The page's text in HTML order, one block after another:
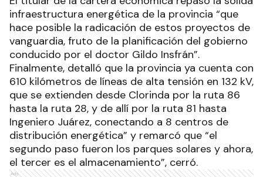
infraestructura energética de la provincia “que
hace posible la radicación de estos proyectos de
vanguardia, fruto de la planificación del gobierno
conducido por el doctor Gildo Insfrán”.
Finalmente, detalló que la provincia ya cuenta con
610 kilómetros de líneas de alta tensión en 132 kV,
que se extienden desde Clorinda por la ruta 86
hasta la ruta 28, y de allí por la ruta 81 hasta
Ingeniero Juárez, conectando a 8 centros de
distribución energética” y remarcó que “el
segundo paso fueron los parques solares y ahora,
el tercer es el almacenamiento”, cerró.
Ads